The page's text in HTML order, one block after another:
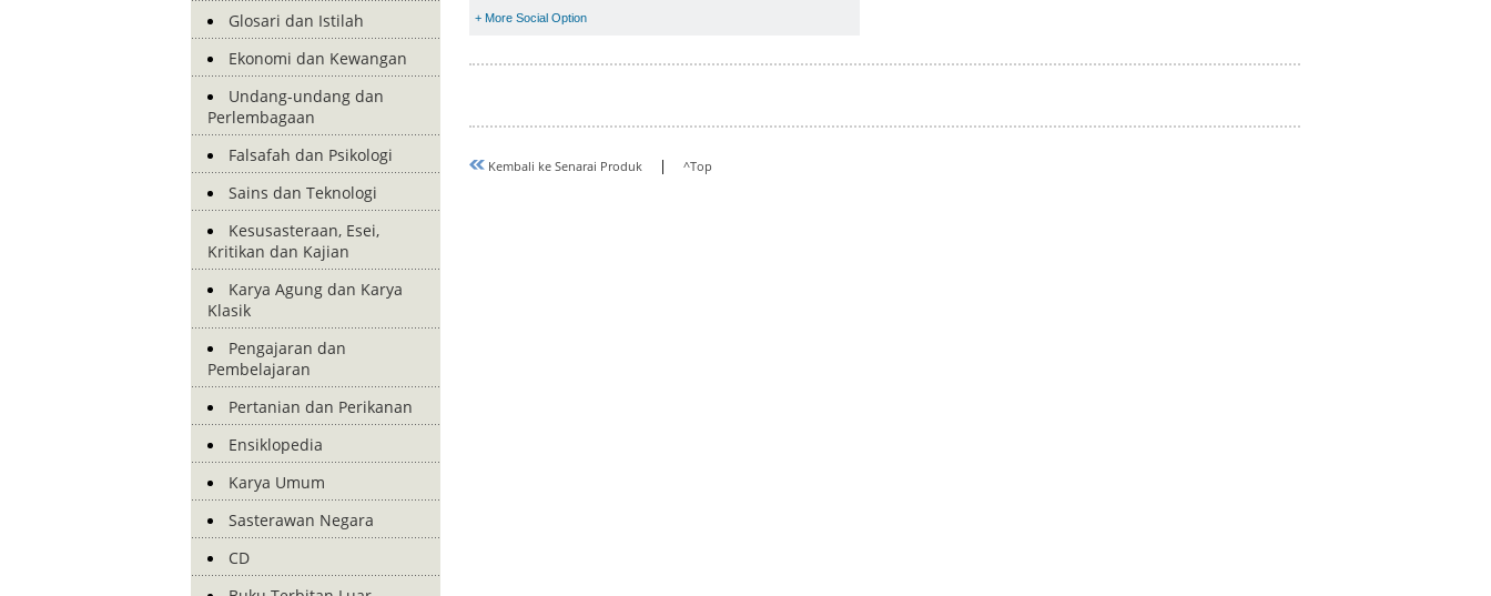
Glosari dan Istilah
Ekonomi dan Kewangan
Undang-undang dan
Perlembagaan
Falsafah dan Psikologi
Sains dan Teknologi
Kesusasteraan, Esei,
Kritikan dan Kajian
Karya Agung dan Karya
Klasik
Pengajaran dan
Pembelajaran
Pertanian dan Perikanan
Ensiklopedia
Karya Umum
Sasterawan Negara
CD
+ More Social Option
Kembali ke Senarai Produk | ^Top